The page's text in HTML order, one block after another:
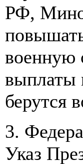
РФ,
военную
выплаты
берутся
3.
Указ